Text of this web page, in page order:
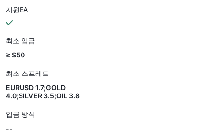
지원EA
최소 입금
≥ $50
최소 스프레드
EURUSD 1.7;GOLD
4.0;SILVER 3.5;OIL 3.8
입금 방식
--